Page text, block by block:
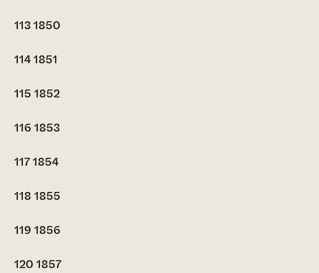
1131850
1141851
115 1852
116 1853
1171854
118 1855
119 1856
120 1857